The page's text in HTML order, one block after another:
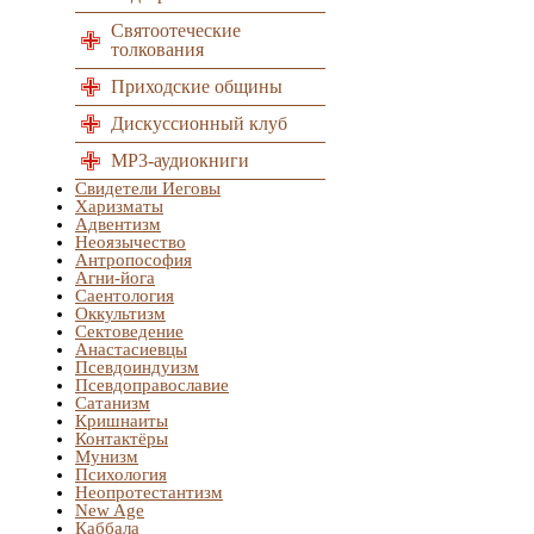
Святоотеческие
толкования
Приходские общины
Дискуссионный клуб
MP3-аудиокниги
Свидетели Иеговы
Харизматы
Адвентизм
Неоязычество
Антропософия
Агни-йога
Саентология
Оккультизм
Сектоведение
Анастасиевцы
Псевдоиндуизм
Псевдоправославие
Сатанизм
Кришнаиты
Контактёры
Мунизм
Психология
Неопротестантизм
New Age
Каббала